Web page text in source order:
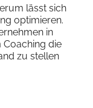
lässt sich
optimieren.
in
Coaching die
zu stellen